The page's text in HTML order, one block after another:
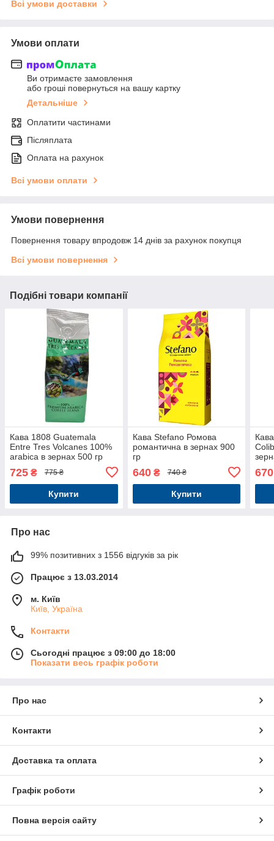
Всі умови доставки
Умови оплати
Ви отримаєте замовлення
або гроші повернуться на вашу картку
Детальніше
Оплатити частинами
Післяплата
Оплата на рахунок
Всі умови оплати
Умови повернення
Повернення товару впродовж 14 днів за рахунок покупця
Всі умови повернення
Подібні товари компанії
Кава 1808 Guatemala
Entre Tres Volcanes 100%
arabica в зернах 500 гр
725 ₴ 775 ₴
Купити
Кава Stefano Ромова
романтична в зернах 900
гр
640₴ 740 ₴
Купити
670
Про нас
99% позитивних з 1556 відгуків за рік
Працює з 13.03.2014
м. Київ
Київ, Україна
Контакти
Сьогодні працює з 09:00 до 18:00
Показати весь графік роботи
Про нас
Контакти
Доставка та оплата
Графік роботи
Повна версія сайту